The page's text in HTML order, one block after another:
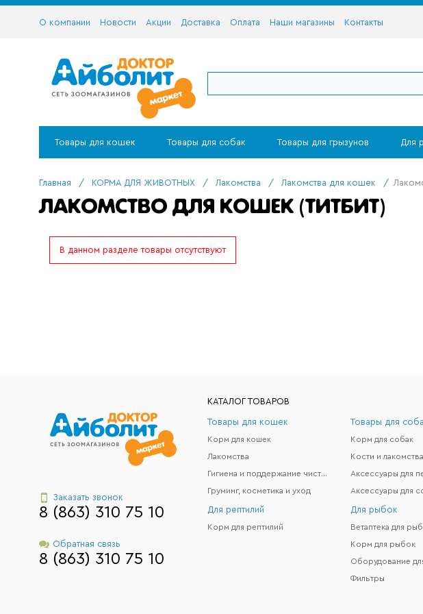
О компании Новости Акции Доставка Оплата Наши магазины Контакты
Товары для кошек Товары для собак Товары для грызунов Для
Главная / КОРМА ДЛЯ ЖИВОТНЫХ / Лакомства / Лакомства для кошек /
ЛАКОМСТВО ДЛЯ КОШЕК (ТИТБИТ)
В данном разделе товары отсутствуют
Заказать звонок
8 (863) 310 75 10
Обратная связь
8 (863) 310 75 10
КАТАЛОГ ТОВАРОВ
Товары для кошек
Корм для кошек
Лакомства
Гигиена и поддержание чистоты
Груминг, косметика и уход
Товары для
Корм для собак
Кости и лакомства
Аксессуары для
Аксессуары для
Для рептилий
Корм для рептилий
Для рыбок
Ветаптека для рыб
Корм для рыбок
Фильтры